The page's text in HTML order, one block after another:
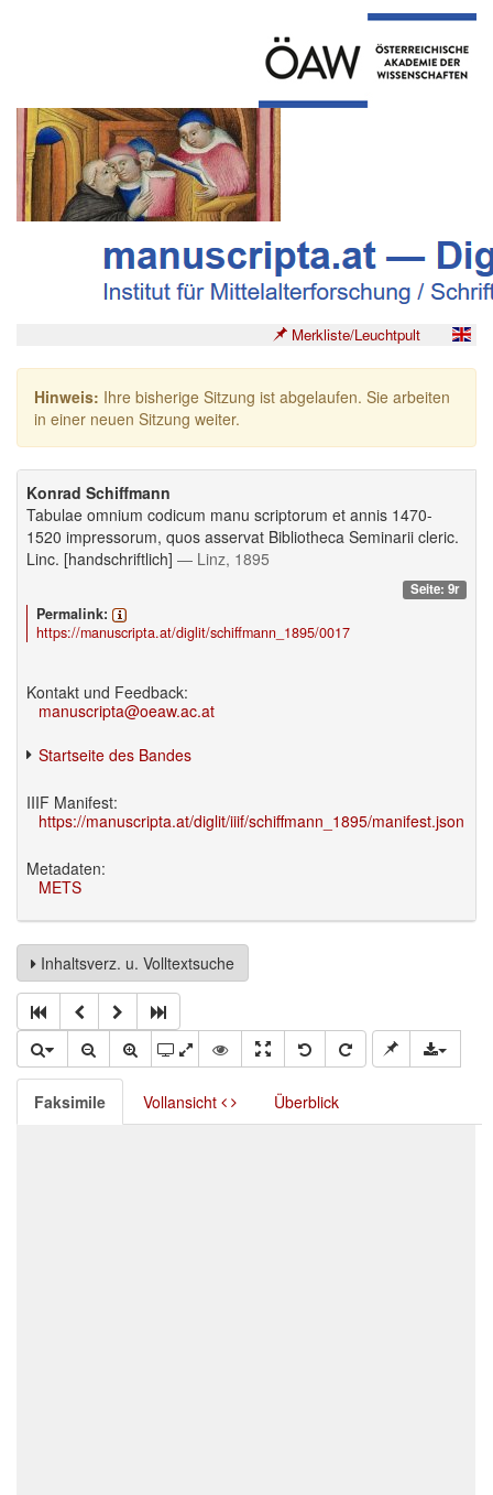
Merkliste/Leuchtpult
Hinweis: Ihre bisherige Sitzung ist abgelaufen. Sie arbeiten
in einer neuen Sitzung weiter.
Konrad Schiffmann
Tabulae omnium codicum manu scriptorum et annis 1470-
1520 impressorum, quos asservat Bibliotheca Seminarii cleric.
Linc. [handschriftlich] — Linz, 1895
Seite: 9r
Permalink:
https://manuscripta.at/diglit/schiffmann_1895/0017
Kontakt und Feedback:
manuscripta@oeaw.ac.at
Startseite des Bandes
IIIF Manifest:
https://manuscripta.at/diglit/iiif/schiffmann_1895/manifest.json
Metadaten:
METS
Inhaltsverz. u. Volltextsuche
Faksimile Vollansicht Überblick